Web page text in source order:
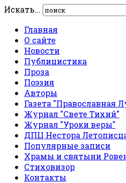
Искать...
Главная
О сайте
Новости
Публицистика
Проза
Поэзия
Авторы
Газета "Православная
Журнал "Свете Тихий"
Журнал "Уроки веры"
ДПЦ Нестора
Популярные записи
Храмы и святыни
Стиховизор
Контакты